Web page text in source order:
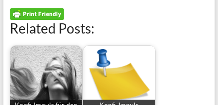
Related Posts: